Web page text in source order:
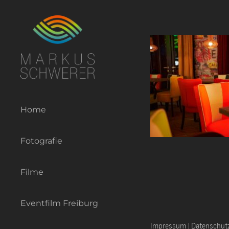
Home
Fotografie
Filme
Eventfilm Freiburg
Impressum |